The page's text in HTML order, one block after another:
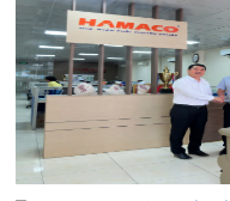
SSCV tăng cường kết
Miền Tây Nam Bộ